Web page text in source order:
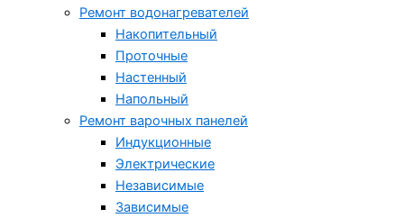
Ремонт водонагревателей
Накопительный
Проточные
Настенный
Напольный
Ремонт варочных панелей
Индукционные
Электрические
Независимые
Зависимые